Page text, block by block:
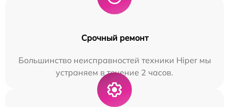
Срочный ремонт
Большинство неисправностей техники Hiper мы
устраняем в течение 2 часов.